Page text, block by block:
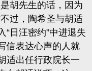
胡先生的话，因为
过，陶希圣与胡适
“日汪密约”中进退失
信表达心声的人就
适出任行政院长一